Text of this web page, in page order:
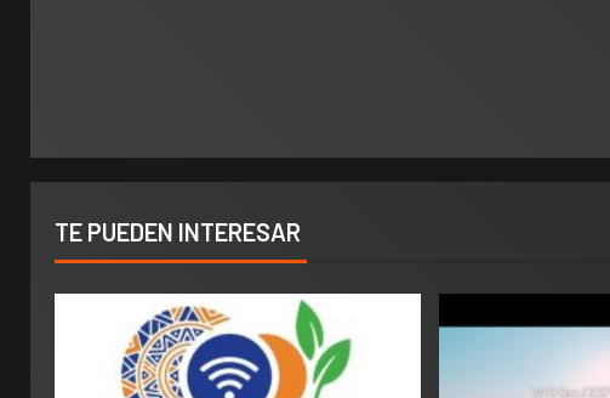
TE PUEDEN INTERESAR